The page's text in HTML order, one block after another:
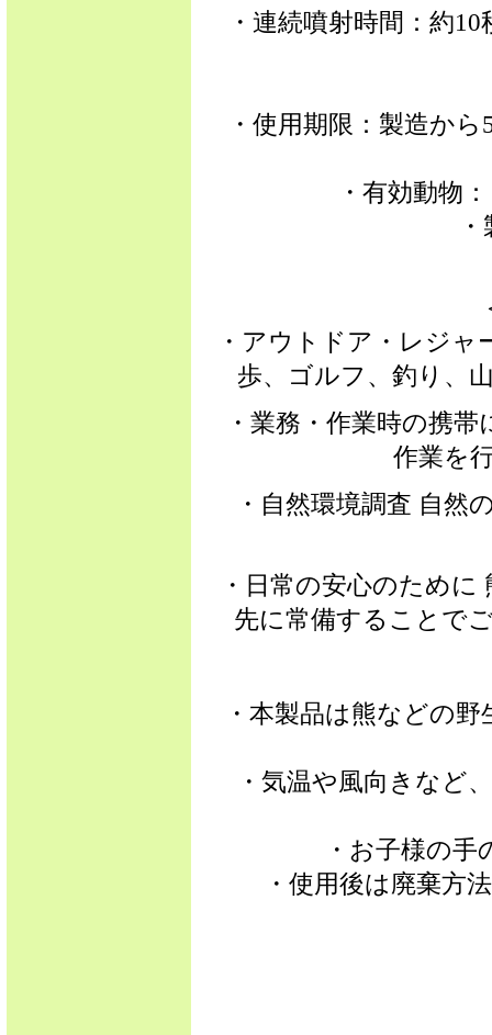
・連続噴射時間：約
・使用期限： 製造から
・有効動物
・アウトドア・レジ
歩、ゴルフ、釣り、
・業務・作業時の携
作業を
・自然環境調査 自然
・日常の安心のため
先に常備することで
・本製品は熊などの
・気温や風向きなど
・お子様の
・使用後は廃棄方